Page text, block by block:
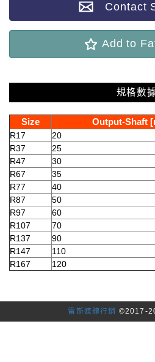
Contact
Add to
規格數
Size Output-Shaft
R17 20
R37
25
R47
30
R67
35
R77
40
R87
50
R97
60
R107
70
R137
90
R147
110
R167
120
雷斯媒體行銷 ©2017-